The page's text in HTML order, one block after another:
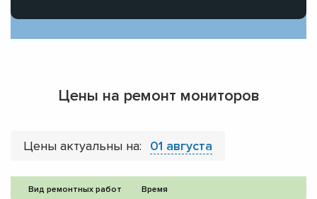
Цены на ремонт мониторов
Цены актуальны на: 01 августа
Вид ремонтных работ Время